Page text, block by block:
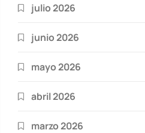
julio 2026
junio 2026
mayo 2026
abril 2026
marzo 2026